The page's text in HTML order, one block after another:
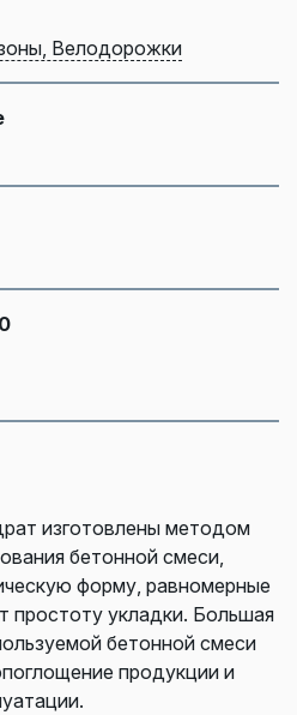
Велодорожки
изготовлены методом
бетонной смеси,
форму, равномерные
простоту укладки. Большая
бетонной смеси
продукции и